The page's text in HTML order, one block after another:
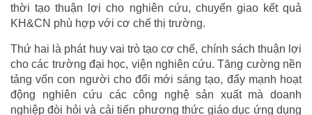
thời tạo thuận lợi cho nghiên cứu, chuyển giao kết quả
KH&CN phù hợp với cơ chế thị trường.
Thứ hai là phát huy vai trò tạo cơ chế, chính sách thuận lợi
cho các trường đại học, viện nghiên cứu. Tăng cường nền
tảng vốn con người cho đổi mới sáng tạo, đẩy mạnh hoạt
động nghiên cứu các công nghệ sản xuất mà doanh
nghiệp đòi hỏi và cải tiến phương thức giáo dục ứng dụng